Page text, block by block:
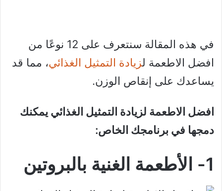
في هذه المقالة سنتعرف على 12 نوعًا من
افضل الاطعمة لزيادة التمثيل الغذائي، مما قد
يساعدك على إنقاص الوزن.
افضل الاطعمة لزيادة التمثيل الغذائي يمكنك
دمجها في برنامجك الخاص:
1- الأطعمة الغنية بالبروتين